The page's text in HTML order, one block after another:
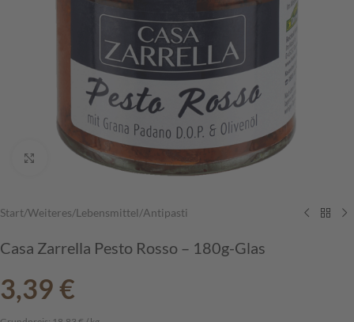
vergrößern
Start/Weiteres/Lebensmittel/Antipasti
Casa Zarrella Pesto Rosso – 180g-Glas
3,39€